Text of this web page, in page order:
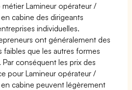
Lamineur opérateur /
cabine des dirigeants
individuelles.
ont généralement des
faibles que les autres formes
conséquent les prix des
pour Lamineur opérateur /
cabine peuvent légèrement